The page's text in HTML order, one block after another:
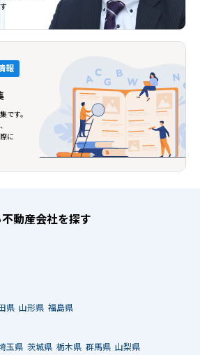
報
です。
に
動産会社を探す
県 山形県 福島県
玉県 茨城県 栃木県 群馬県 山梨県